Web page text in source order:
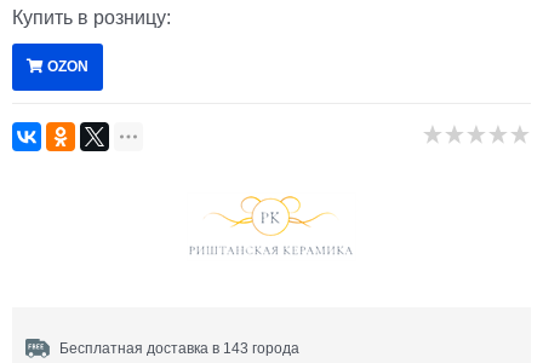
Купить в розницу:
OZON
Бесплатная доставка в 143 города